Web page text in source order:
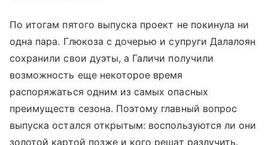
По итогам пятого выпуска проект не покинула ни
одна пара. Глюкоза с дочерью и супруги Далалоян
сохранили свои дуэты, а Галичи получили
возможность еще некоторое время
распоряжаться одним из самых опасных
преимуществ сезона. Поэтому главный вопрос
выпуска остался открытым: воспользуются ли они
золотой картой позже и кого решат разлучить.